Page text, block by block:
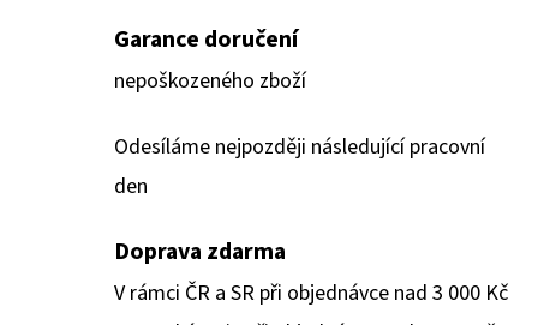
Garance doručení
nepoškozeného zboží
Odesíláme nejpozději následující pracovní
den
Doprava zdarma
V rámci ČR a SR při objednávce nad 3 000 Kč